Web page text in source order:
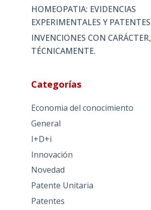
HOMEOPATIA: EVIDENCIAS
EXPERIMENTALES Y PATENTES
INVENCIONES CON CARÁCTER,
TÉCNICAMENTE.
Categorías
Economia del conocimiento
General
I+D+i
Innovación
Novedad
Patente Unitaria
Patentes